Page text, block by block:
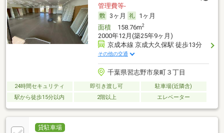
管理費等-
3ヶ月
1ヶ月
面積158.76m2
2000年12月(築25年9ヶ月)
京成本線 京成大久保駅 徒歩13分
その他の交通
千葉県習志野市泉町３丁目
24時間セキュリティ 即引き渡し可
駐車場(近隣含)
駅から徒歩15分以内
2階以上 エレベーター
貸駐車場